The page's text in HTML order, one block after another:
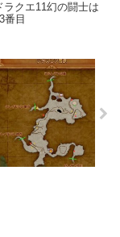
クエ11幻の闘士は
番目